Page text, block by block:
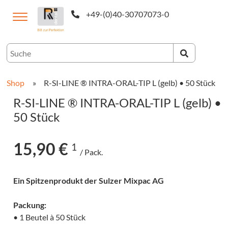
+49-(0)40-30707073-0
Shop » R-SI-LINE ® INTRA-ORAL-TIP L (gelb) • 50 Stück
R-SI-LINE ® INTRA-ORAL-TIP L (gelb) •
50 Stück
15,90 € 1 / Pack.
Ein Spitzenprodukt der Sulzer Mixpac AG
Packung:
• 1 Beutel à 50 Stück